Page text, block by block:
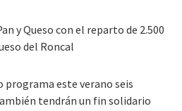
y Queso con el reparto de 2.500
del Roncal
programa este verano seis
tendrán un fin solidario